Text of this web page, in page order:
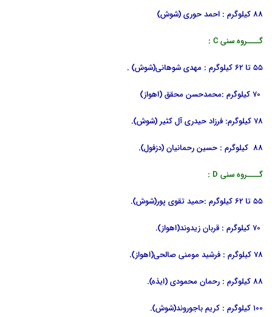
88 کیلوگرم : احمد حوری (شوش)
گــــروه سنی C :
55 تا 62 کیلوگرم : مهدی شوهانی(شوش) .
78 کیلوگرم: فرزاد حیدری آل کثیر (شوش).
88 کیلوگرم : حسین رحمانیان (دزفول).
گــــروه سنی D :
55 تا 62 کیلوگرم :حمید تقوی پور(شوش).
.
78 کیلوگرم : فرشید مومنی صالحی(اهواز).
88 کیلوگرم : رحمان محمودی (ایذه)
.
100 کیلوگرم : کریم باجوروند(شوش).